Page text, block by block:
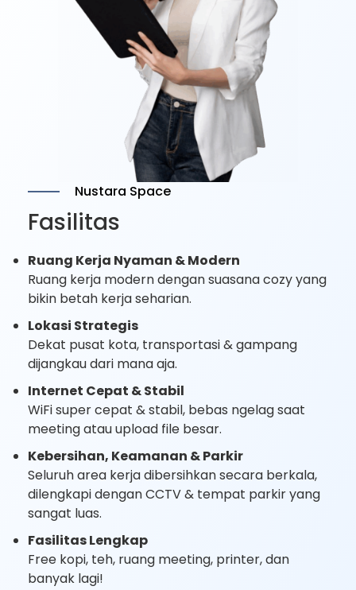
Nustara Space
Fasilitas
Ruang Kerja Nyaman & Modern
Ruang kerja modern dengan suasana cozy yang
bikin betah kerja seharian.
Lokasi Strategis
Dekat pusat kota, transportasi & gampang
dijangkau dari mana aja.
Internet Cepat & Stabil
WiFi super cepat & stabil, bebas ngelag saat
meeting atau upload file besar.
Kebersihan, Keamanan & Parkir
Seluruh area kerja dibersihkan secara berkala,
dilengkapi dengan CCTV & tempat parkir yang
sangat luas.
Fasilitas Lengkap
Free kopi, teh, ruang meeting, printer, dan
banyak lagi!